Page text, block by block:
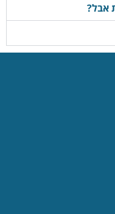
אבל?